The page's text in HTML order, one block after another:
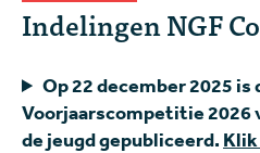
Indelingen NGF
Op 22 december 2025 is
Voorjaarscompetitie 2026
de jeugd gepubliceerd.